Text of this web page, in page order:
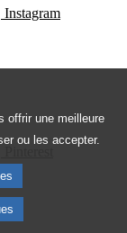
offrir une meilleure
ou les accepter.
Instagram